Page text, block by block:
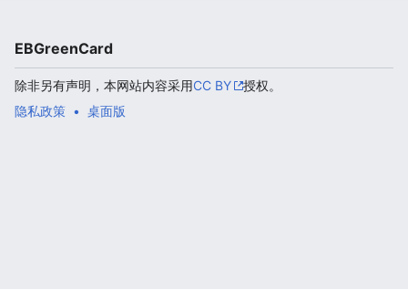
EBGreenCard
除非另有声明，本网站内容采用CC BY
授权。
隐私政策
桌面版